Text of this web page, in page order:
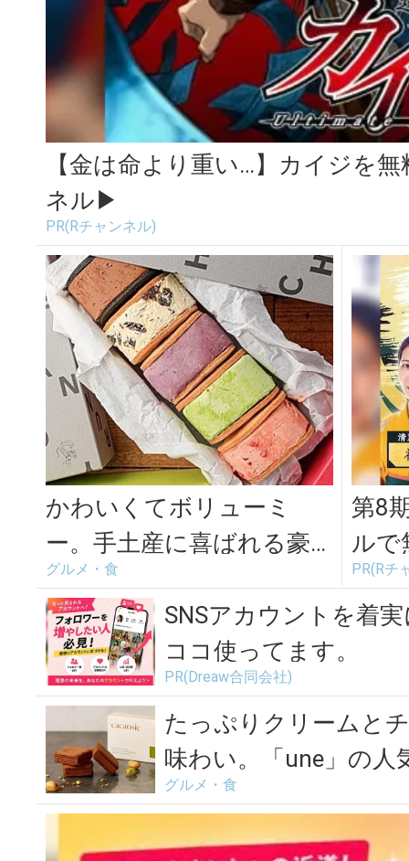
【金は命より重い…】カイジを
ネル▶︎
PR(Rチャンネル)
かわいくてボリューミ
ー。手土産に喜ばれる豪
華なサンドスイーツお取
り寄せ＜5選＞
グルメ・食
第8
ルで
PR(Rチ
SNSアカウントを着
ココ使ってます。
PR(Dreaw合同会社)
たっぷりクリームと
味わい。「une」の人
ツ...
グルメ・食